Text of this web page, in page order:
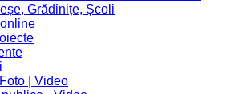
Grădinițe, Școli
| Video